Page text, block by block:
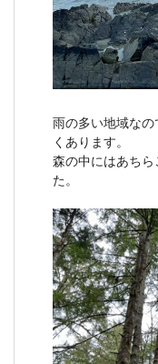
雨の多い地域な
くあります。
森の中にはあち
た。